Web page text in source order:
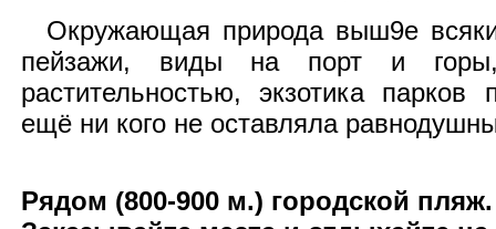
Окружающая природа выш9е
пейзажи, виды на порт и
растительностью, экзотика парков
ещё ни кого не оставляла
Рядом (800-900 м.) городской пляж.